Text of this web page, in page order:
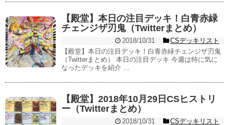
【殿堂】本日の注目デッキ！白青赤緑
チェンジザ刃鬼（Twitterまとめ）
2018/10/31
CSデッキリスト
【殿堂】本日の注目デッキ！白青赤緑チェンジザ刃鬼
（Twitterまとめ） 本日の注目デッキ 今週は特に気に
なったデッキを紹介 ...
【殿堂】2018年10月29日CSヒストリ
ー（Twitterまとめ）
2018/10/31
CSデッキリスト